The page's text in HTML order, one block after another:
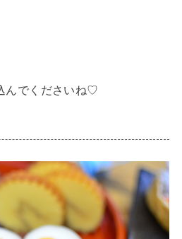
んでくださいね♡